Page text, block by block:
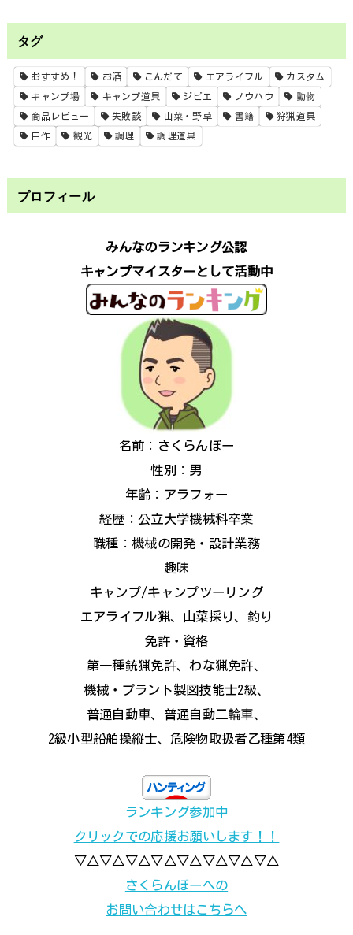
タグ
おすすめ！ お酒 こんだて エアライフル カスタム
キャンプ場 キャンプ道具 ジビエ ノウハウ 動物
商品レビュー 失敗談 山菜・野草 書籍 狩猟道具
自作 観光 調理 調理道具
プロフィール
みんなのランキング公認
キャンプマイスターとして活動中
名前：さくらんぼー
性別：男
年齢：アラフォー
経歴：公立大学機械科卒業
職種：機械の開発・設計業務
趣味
キャンプ/キャンプツーリング
エアライフル猟、山菜採り、釣り
免許・資格
第一種銃猟免許、わな猟免許、
機械・プラント製図技能士2級、
普通自動車、普通自動二輪車、
2級小型船舶操縦士、危険物取扱者乙種第4類
ランキング参加中
クリックでの応援お願いします！！
▽△▽△▽△▽△▽△▽△▽△▽△
さくらんぼーへの
お問い合わせはこちらへ